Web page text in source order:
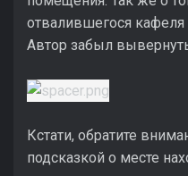
отвалившегося кафеля
Автор забыл
Кстати, обратите
подсказкой о месте